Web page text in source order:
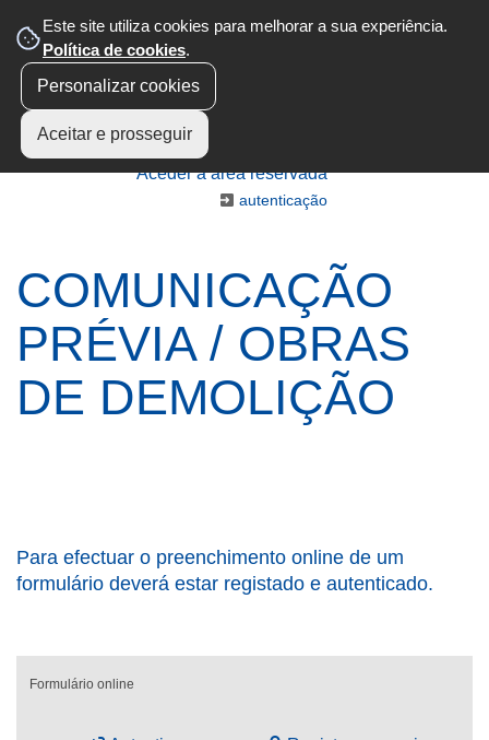
Este site utiliza cookies para melhorar a sua experiência.
Política de cookies.
Personalizar cookies
Aceitar e prosseguir
Aceder à área reservada
autenticação
COMUNICAÇÃO
PRÉVIA / OBRAS
DE DEMOLIÇÃO
Para efectuar o preenchimento online de um
formulário deverá estar registado e autenticado.
Formulário online